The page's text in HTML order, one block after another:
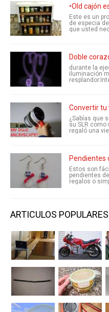
•Old cajón
Este es un
de especia
que usted
Doble
durante la
iluminación
Convertir tu
¿Sabías que
su SLR
regaló una
Pendientes
Estos son
pendientes
regalos o
ARTICULOS POPULARES